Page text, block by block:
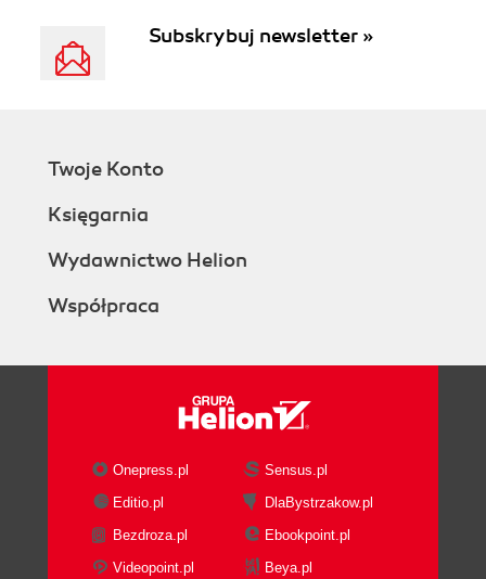
Subskrybuj newsletter »
Twoje Konto
Księgarnia
Wydawnictwo Helion
Współpraca
Onepress.pl
Sensus.pl
Editio.pl
DlaBystrzakow.pl
Bezdroza.pl
Ebookpoint.pl
Videopoint.pl
Beya.pl